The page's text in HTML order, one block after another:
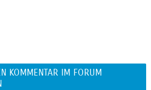
KOMMENTAR IM FORUM